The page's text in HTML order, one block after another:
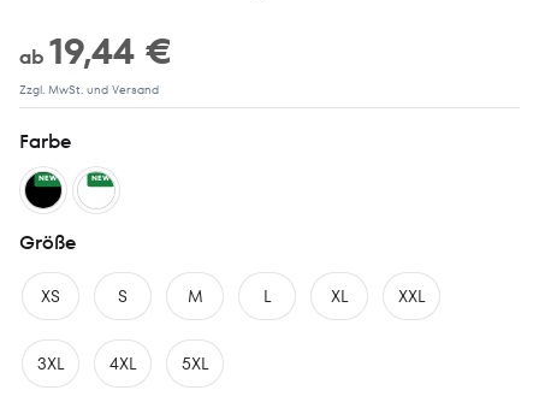
ab 19,44 €
Zzgl. MwSt. und Versand
Farbe
NEW NEW
Größe
XS S M L XL XXL
3XL 4XL 5XL